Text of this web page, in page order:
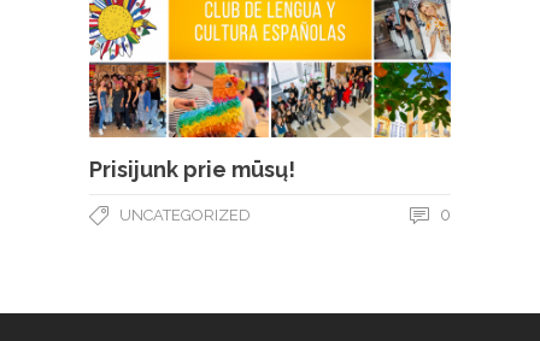
Prisijunk prie mūsų!
UNCATEGORIZED 0